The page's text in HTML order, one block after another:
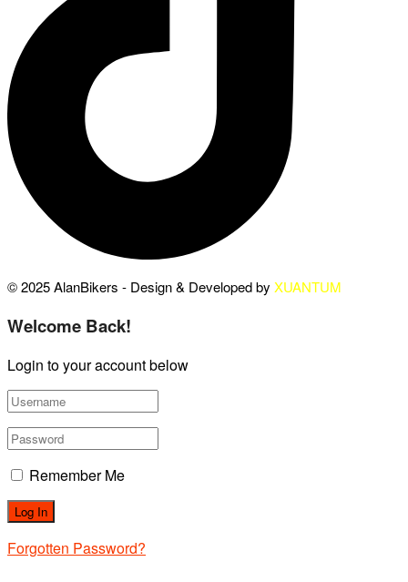
© 2025 AlanBikers - Design & Developed by XUANTUM
Welcome Back!
Login to your account below
Remember Me
Forgotten Password?